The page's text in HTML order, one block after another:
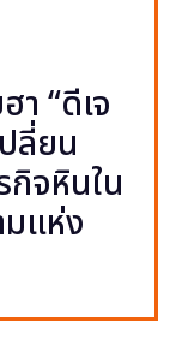
า “ดีเจ
ลี่ยน
กิจหินใน
แห่ง